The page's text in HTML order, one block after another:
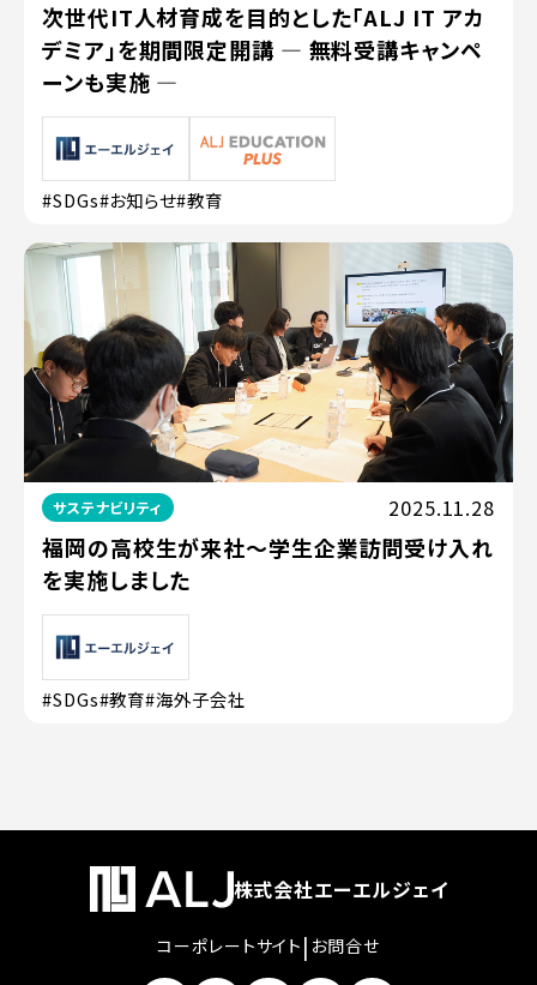
次世代IT人材育成を目的とした「ALJ IT アカ
デミア」を期間限定開講 ― 無料受講キャンペ
ーンも実施 ―
#SDGs#お知らせ#教育
サステナビリティ 2025.11.28
福岡の高校生が来社〜学生企業訪問受け入れ
を実施しました
#SDGs#教育#海外子会社
株式会社エーエルジェイ
コーポレートサイト | お問合せ